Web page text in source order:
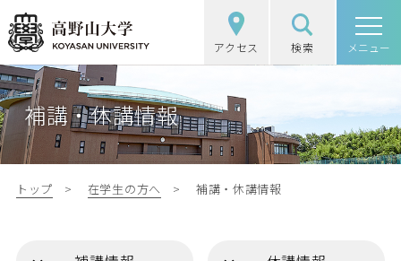
高野山大学
アクセス
検索
高野山大学の概要
選抜（入試）情報
学部・大学院
補講・休講情報
トップ 在学生の方へ 補講・休講情報